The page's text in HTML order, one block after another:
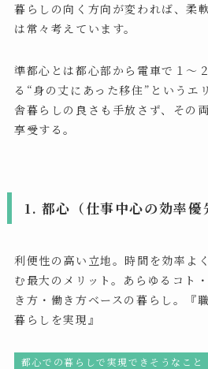
暮らしの向く方向が変われば、柔
は常々考えています。
準都心とは都心部から電車で１〜
る“身の丈にあった移住”というエ
舎暮らしの良さも手放さず、その
享受する。
1. 都心（仕事中心の効率優
利便性の高い立地。時間を効率よ
む最大のメリット。あらゆるコト
き方・働き方ベースの暮らし。『
暮らしを実現』
都心での暮らしで実現できそうなこと